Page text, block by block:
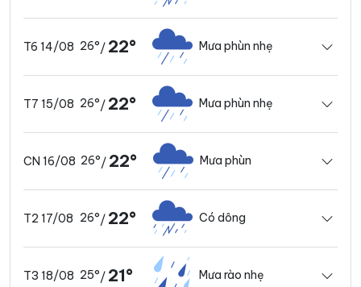
T6 14/08 26°/ 22° Mưa phùn nhẹ
T7 15/08 26°/ 22° Mưa phùn nhẹ
CN 16/08 26°/ 22° Mưa phùn
T2 17/08 26°/ 22° Có dông
T3 18/08 25°/ 21° Mưa rào nhẹ